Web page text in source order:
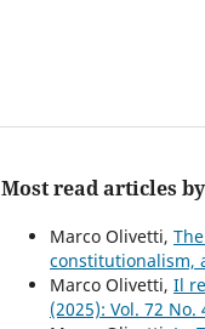
Most read articles
Marco Olivetti,
constitutionalism,
Marco Olivetti, Il
(2025): Vol. 72 No.